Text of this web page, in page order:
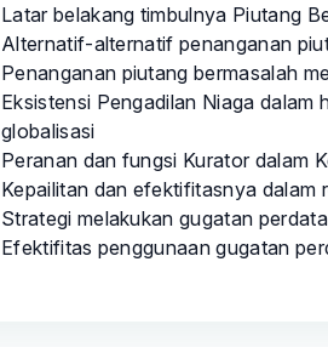
Latar belakang timbulnya Piutang
Alternatif-alternatif penanganan
Penanganan piutang bermasalah
Eksistensi Pengadilan Niaga dalam
globalisasi
Peranan dan fungsi Kurator dalam
Kepailitan dan efektifitasnya dalam
Strategi melakukan gugatan
Efektifitas penggunaan gugatan